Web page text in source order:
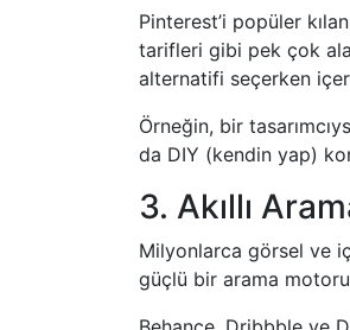
Pinterest’i popüler
tarifleri gibi pek çok
alternatifi seçerken
Örneğin, bir
da DIY (kendin yap)
3. Akıllı
Milyonlarca görsel ve
güçlü bir arama